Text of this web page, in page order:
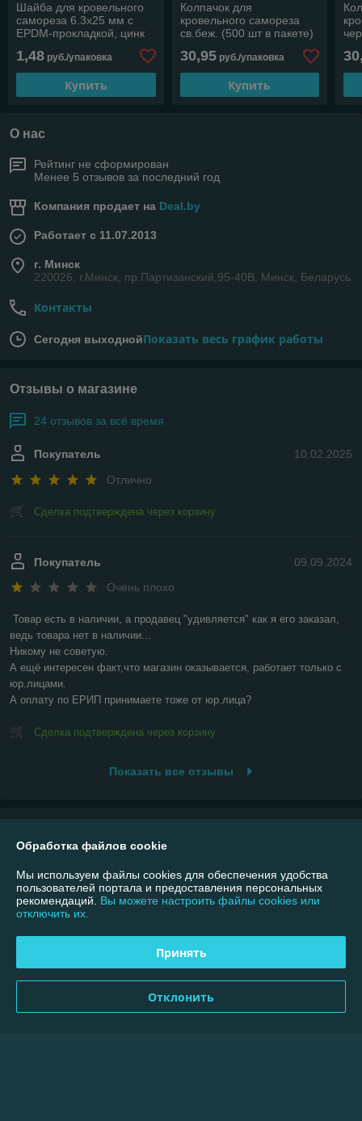
Шайба для кровельного
самореза 6.3х25 мм c
EPDM-прокладкой, цинк
STARFIX
1,48 руб./упаковка
Купить
Колпачок для
кровельного самореза
св.беж. (500 шт в пакете)
30,95руб./упаковка
Купить
О нас
Рейтинг не сформирован
Менее 5 отзывов за последний год
Компания продает на Deal.by
Работает с 11.07.2013
г. Минск
220026, г.Минск, пр.Партизанский,95-40В, Минск, Беларусь
Контакты
Сегодня выходнойПоказать весь график работы
Отзывы о магазине
24 отзывов за всё время
10.02.2025
Покупатель
Отлично
Сделка подтверждена через корзину
09.09.2024
Покупатель
Очень плохо
Товар есть в наличии, а продавец "удивляется" как я его заказал,
ведь товара нет в наличии...
Никому не советую.
А ещё интересен факт,что магазин оказывается, работает только с
юр.лицами.
А оплату по ЕРИП принимаете тоже от юр.лица?
Сделка подтверждена через корзину
Показать все отзывы
Доставка и оплата
График работы
Полная версия сайта
Политика обработки cookies
Обработка файлов cookie
Мы используем файлы cookies для обеспечения удобства
пользователей портала и предоставления персональных
рекомендаций. Вы можете настроить файлы cookies или
отключить их.
Принять
Отклонить